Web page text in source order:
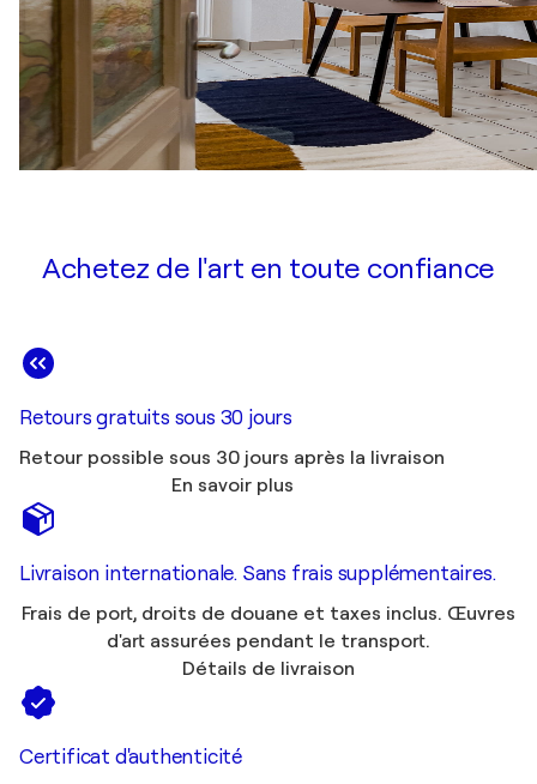
Achetez de l'art en toute confiance
Retours gratuits sous 30 jours
Retour possible sous 30 jours après la livraison
En savoir plus
Livraison internationale. Sans frais supplémentaires.
Frais de port, droits de douane et taxes inclus. Œuvres
d'art assurées pendant le transport.
Détails de livraison
Certificat d'authenticité